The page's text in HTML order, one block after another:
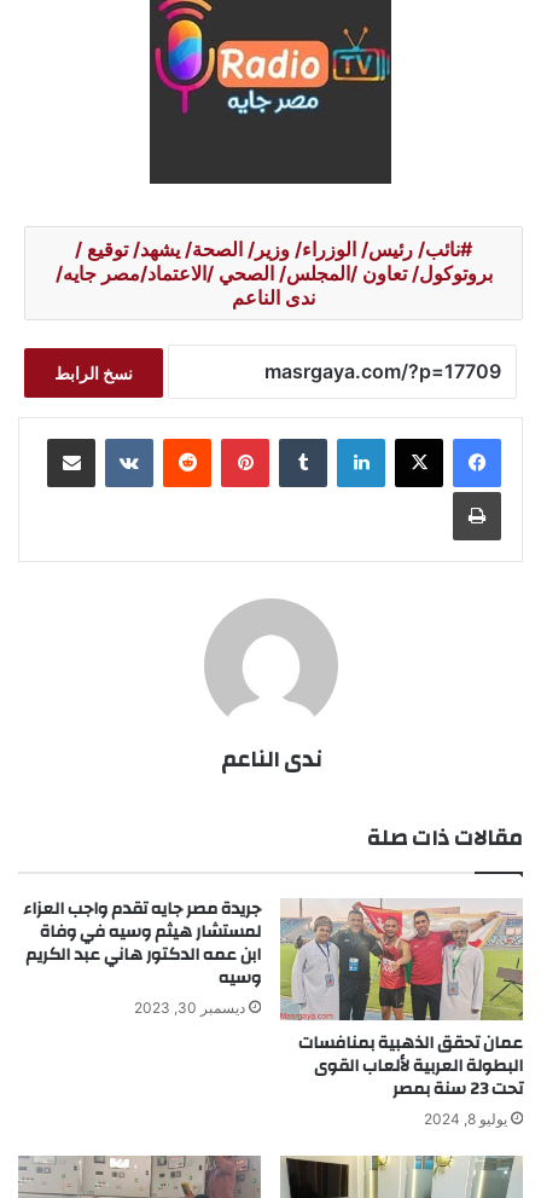
نائب/ رئيس/ الوزراء/ وزير/ الصحة/ يشهد/ توقيع /
بروتوكول/ تعاون /المجلس/ الصحي /الاعتماد/مصر جايه/
ندى الناعم
نسخ الرابط
لينكدإن بينتيريست مشاركة عبر البريد
طباعة
ندى الناعم
مقالات ذات صلة
عمان تحقق الذهبية بمنافسات
البطولة العربية لألعاب القوى
تحت 23 سنة بمصر
يوليو 8, 2024
جريدة مصر جايه تقدم واجب العزاء
لمستشار هيثم وسيه في وفاة
ابن عمه الدكتور هاني عبد الكريم
وسيه
ديسمبر 30, 2023